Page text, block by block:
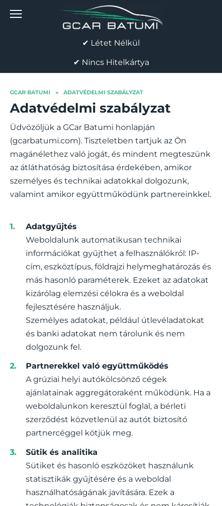
✔ Létet Nélkül
✔ Nincs Hitelkártya
GCAR BATUMI » ADATVÉDELMI SZABÁLYZAT
Adatvédelmi szabályzat
Üdvözöljük a GCar Batumi honlapján
(gcarbatumi.com). Tiszteletben tartjuk az Ön
magánélethez való jogát, és mindent megteszünk
az átláthatóság biztosítása érdekében, amikor
személyes és technikai adatokkal dolgozunk,
valamint amikor együttműködünk partnereinkkel.
Adatgyűjtés
Weboldalunk automatikusan technikai
információkat gyűjthet a felhasználókról: IP-
cím, eszköztípus, földrajzi helymeghatározás és
más hasonló paraméterek. Ezeket az adatokat
kizárólag elemzési célokra és a weboldal
fejlesztésére használjuk.
Személyes adatokat, például útlevéladatokat
és banki adatokat nem tárolunk és nem
dolgozunk fel.
Partnerekkel való együttműködés
A grúziai helyi autókölcsönző cégek
ajánlatainak aggregátoraként működünk. Ha a
weboldalunkon keresztül foglal, a bérleti
szerződést közvetlenül az autót biztosító
partnercéggel kötjük meg.
Sütik és analitika
Sütiket és hasonló eszközöket használunk
statisztikák gyűjtésére és a weboldal
használhatóságának javítására. Ezek a